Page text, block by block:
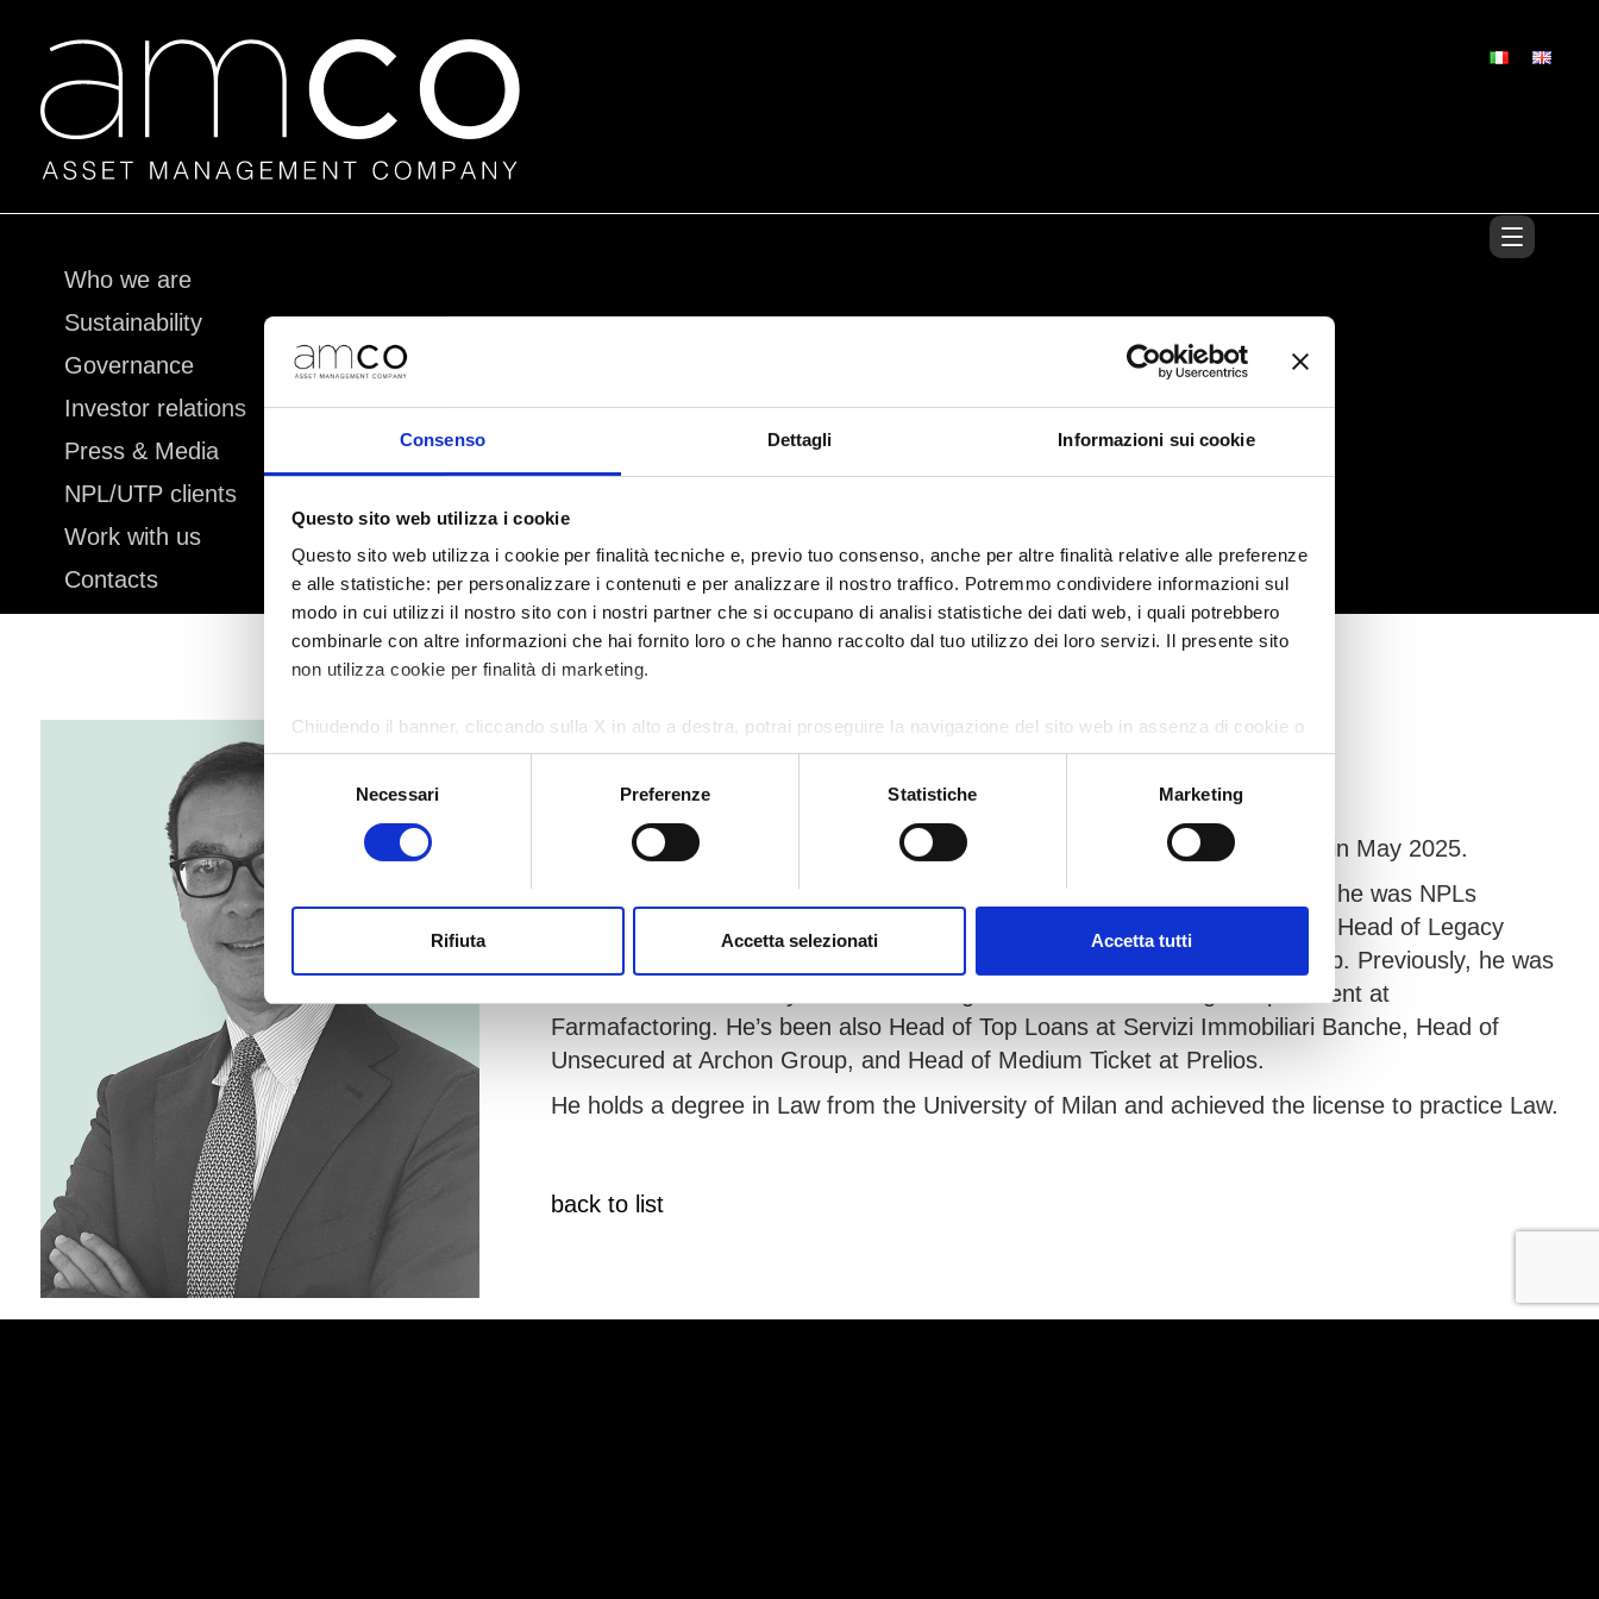
Consenso Dettagli Informazioni sui cookie
Questo sito web utilizza i cookie
Questo sito web utilizza i cookie per finalità tecniche e, previo tuo consenso, anche per altre finalità relative alle preferenze
e alle statistiche: per personalizzare i contenuti e per analizzare il nostro traffico. Potremmo condividere informazioni sul
modo in cui utilizzi il nostro sito con i nostri partner che si occupano di analisi statistiche dei dati web, i quali potrebbero
combinarle con altre informazioni che hai fornito loro o che hanno raccolto dal tuo utilizzo dei loro servizi. Il presente sito
non utilizza cookie per finalità di marketing.
Chiudendo il banner, cliccando sulla X in alto a destra, potrai proseguire la navigazione del sito web in assenza di cookie o
altri strumenti di tracciamento diversi da quelli tecnici.
Necessari Preferenze Statistiche Marketing
Rifiuta Accetta selezionati Accetta tutti
content
Who we are
Sustainability
Governance
Investor relations
Press & Media
NPL/UTP clients
Work with us
Contacts
Massimo Giacobbo
NPE & Special Partnerships Director
Massimo Giacobbo joined AMCO as NPE & Special Partnerships Director in May 2025.
He has significant experience in the NPE sector. Between 2020 and 2025, he was NPLs
Managing Director at Prelios Credit Servicing. From 2016 to 2020, he was Head of Legacy
Asset Management in the Workout Division of the BNL-BNP Paribas Group. Previously, he was
Head of Debt Recovery at MPS. He began his career in the legal department at
Farmafactoring. He’s been also Head of Top Loans at Servizi Immobiliari Banche, Head of
Unsecured at Archon Group, and Head of Medium Ticket at Prelios.
He holds a degree in Law from the University of Milan and achieved the license to practice Law.
back to list